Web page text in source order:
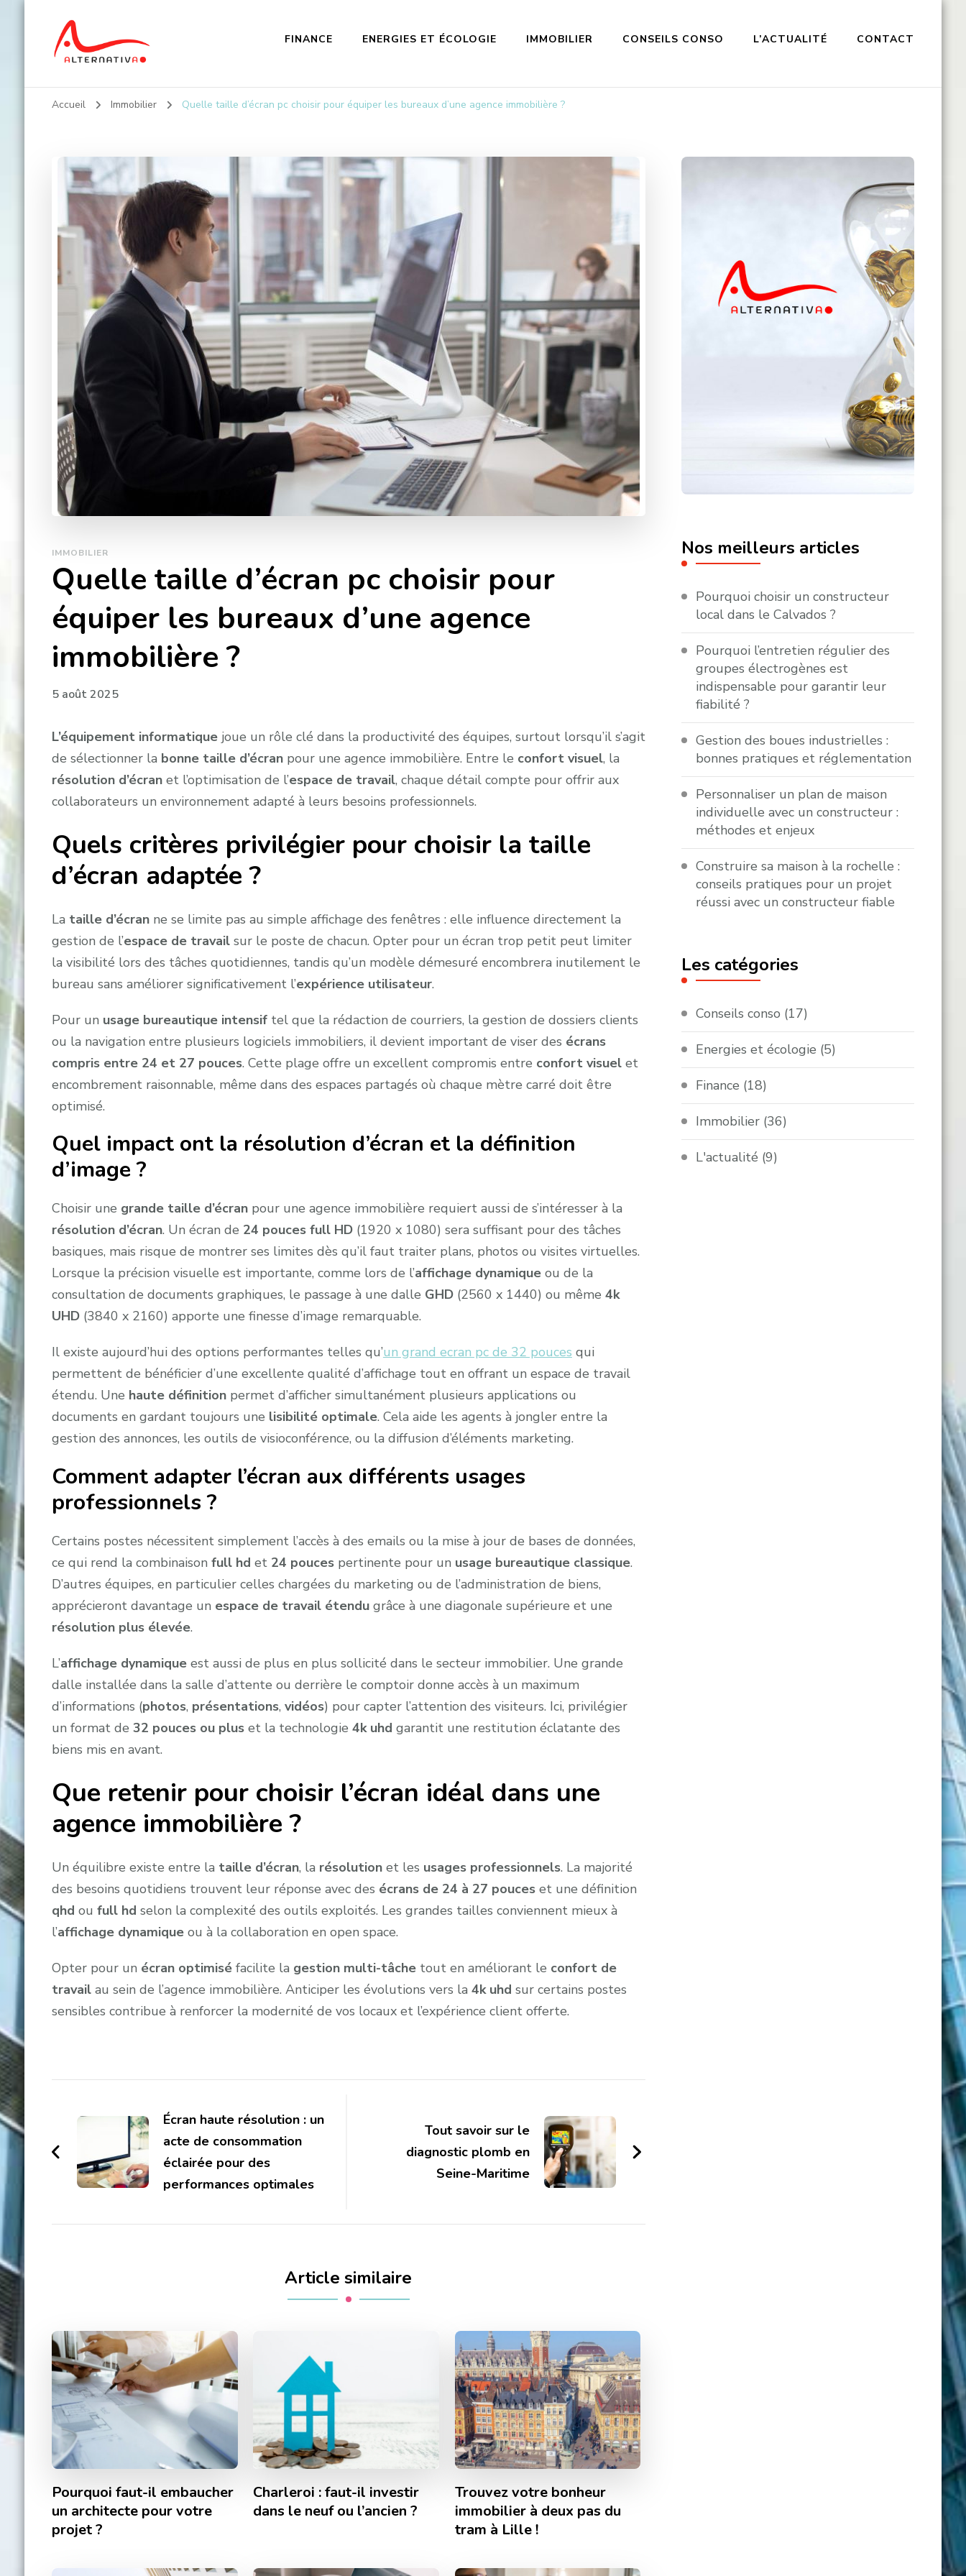
Alternativa
FINANCE ENERGIES ET ÉCOLOGIE IMMOBILIER CONSEILS CONSO L’ACTUALITÉ CONTACT
Accueil Immobilier Quelle taille d’écran pc choisir pour équiper les bureaux d’une agence immobilière ?
IMMOBILIER
Quelle taille d’écran pc choisir pour
équiper les bureaux d’une agence
immobilière ?
5 août 2025
L’équipement informatiquejoue un rôle clé dans la productivité des équipes, surtout lorsqu’il s’agit
de sélectionner la bonne taille d’écranpour une agence immobilière. Entre le confort visuel, la
résolution d’écranet l’optimisation de l’espace de travail, chaque détail compte pour offrir aux
collaborateurs un environnement adapté à leurs besoins professionnels.
Quels critères privilégier pour choisir la taille
d’écran adaptée ?
La taille d’écranne se limite pas au simple affichage des fenêtres : elle influence directement la
gestion de l’espace de travailsur le poste de chacun. Opter pour un écran trop petit peut limiter
la visibilité lors des tâches quotidiennes, tandis qu’un modèle démesuré encombrera inutilement le
bureau sans améliorer significativement l’expérience utilisateur.
Pour un usage bureautique intensiftel que la rédaction de courriers, la gestion de dossiers clients
ou la navigation entre plusieurs logiciels immobiliers, il devient important de viser des écrans
compris entre 24 et 27 pouces. Cette plage offre un excellent compromis entre confort visuelet
encombrement raisonnable, même dans des espaces partagés où chaque mètre carré doit être
optimisé.
Quel impact ont la résolution d’écran et la définition
d’image ?
Choisir une grande taille d’écranpour une agence immobilière requiert aussi de s’intéresser à la
résolution d’écran. Un écran de 24 pouces full HD(1920 x 1080) sera suffisant pour des tâches
basiques, mais risque de montrer ses limites dès qu’il faut traiter plans, photos ou visites virtuelles.
Lorsque la précision visuelle est importante, comme lors de l’affichage dynamiqueou de la
consultation de documents graphiques, le passage à une dalle GHD(2560 x 1440) ou même 4k
UHD(3840 x 2160) apporte une finesse d’image remarquable.
Il existe aujourd’hui des options performantes telles qu’un grand ecran pc de 32 pouces qui
permettent de bénéficier d’une excellente qualité d’affichage tout en offrant un espace de travail
étendu. Une haute définitionpermet d’afficher simultanément plusieurs applications ou
documents en gardant toujours une lisibilité optimale. Cela aide les agents à jongler entre la
gestion des annonces, les outils de visioconférence, ou la diffusion d’éléments marketing.
Comment adapter l’écran aux différents usages
professionnels ?
Certains postes nécessitent simplement l’accès à des emails ou la mise à jour de bases de données,
ce qui rend la combinaison full hd et 24 poucespertinente pour un usage bureautique classique.
D’autres équipes, en particulier celles chargées du marketing ou de l’administration de biens,
apprécieront davantage un espace de travail étendugrâce à une diagonale supérieure et une
résolution plus élevée.
L’affichage dynamiqueest aussi de plus en plus sollicité dans le secteur immobilier. Une grande
dalle installée dans la salle d’attente ou derrière le comptoir donne accès à un maximum
d’informations (photos, présentations, vidéos) pour capter l’attention des visiteurs. Ici, privilégier
un format de 32 pouces ou pluset la technologie 4k uhd garantit une restitution éclatante des
biens mis en avant.
Que retenir pour choisir l’écran idéal dans une
agence immobilière ?
Un équilibre existe entre la taille d’écran, la résolutionet les usages professionnels. La majorité
des besoins quotidiens trouvent leur réponse avec des écrans de 24 à 27 pouceset une définition
qhd ou full hd selon la complexité des outils exploités. Les grandes tailles conviennent mieux à
l’affichage dynamiqueou à la collaboration en open space.
Opter pour un écran optimiséfacilite la gestion multi-tâchetout en améliorant le confort de
travailau sein de l’agence immobilière. Anticiper les évolutions vers la 4k uhd sur certains postes
sensibles contribue à renforcer la modernité de vos locaux et l’expérience client offerte.
d'article
Écran haute résolution : un
acte de consommation
éclairée pour des
performances optimales
Tout savoir sur le
diagnostic plomb en
Seine-Maritime
Article similaire
Pourquoi faut-il embaucher
un architecte pour votre
projet ?
Charleroi : faut-il investir
dans le neuf ou l’ancien ?
Trouvez votre bonheur
immobilier à deux pas du
tram à Lille !
Nos meilleurs articles
Pourquoi choisir un constructeur
local dans le Calvados ?
Pourquoi l’entretien régulier des
groupes électrogènes est
indispensable pour garantir leur
fiabilité ?
Gestion des boues industrielles :
bonnes pratiques et réglementation
Personnaliser un plan de maison
individuelle avec un constructeur :
méthodes et enjeux
Construire sa maison à la rochelle :
conseils pratiques pour un projet
réussi avec un constructeur fiable
Les catégories
Conseils conso (17)
Energies et écologie (5)
Finance (18)
Immobilier (36)
L'actualité (9)